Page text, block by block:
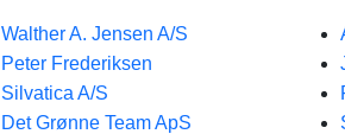
Walther A. Jensen A/S
Peter Frederiksen
Silvatica A/S
Det Grønne Team ApS